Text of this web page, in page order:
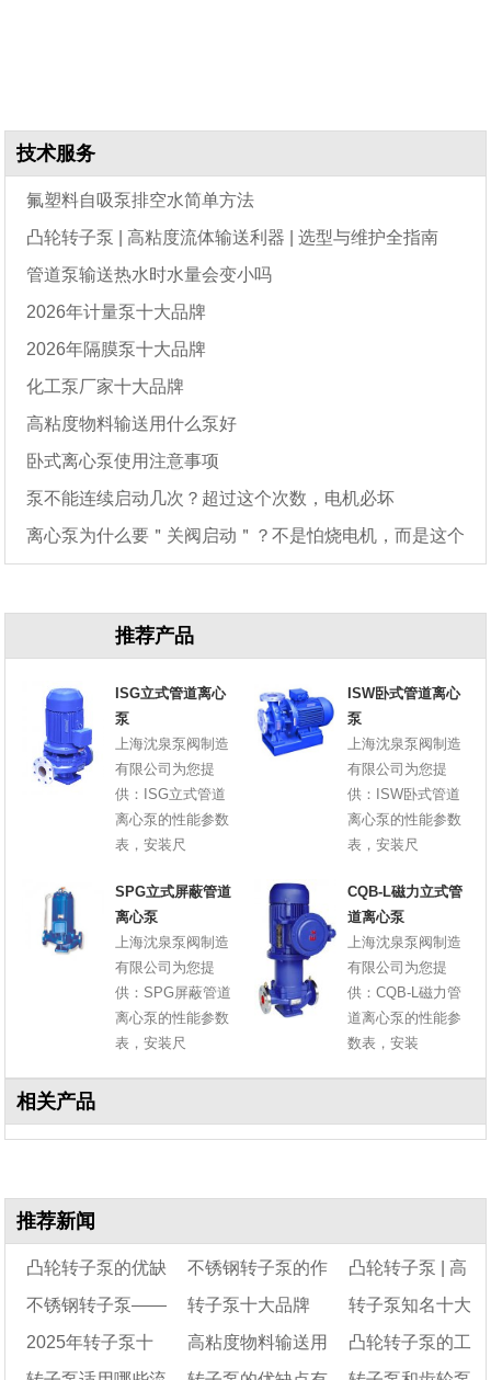
技术服务
氟塑料自吸泵排空水简单方法
凸轮转子泵 | 高粘度流体输送利器 | 选型与维护全指南
管道泵输送热水时水量会变小吗
2026年计量泵十大品牌
2026年隔膜泵十大品牌
化工泵厂家十大品牌
高粘度物料输送用什么泵好
卧式离心泵使用注意事项
泵不能连续启动几次？超过这个次数，电机必坏
离心泵为什么要＂关阀启动＂？不是怕烧电机，而是这个
推荐产品
ISG立式管道离心
泵
上海沈泉泵阀制造
有限公司为您提
供：ISG立式管道
离心泵的性能参数
表，安装尺
ISW卧式管道离心
泵
上海沈泉泵阀制造
有限公司为您提
供：ISW卧式管道
离心泵的性能参数
表，安装尺
SPG立式屏蔽管道
离心泵
上海沈泉泵阀制造
有限公司为您提
供：SPG屏蔽管道
离心泵的性能参数
表，安装尺
CQB-L磁力立式管
道离心泵
上海沈泉泵阀制造
有限公司为您提
供：CQB-L磁力管
道离心泵的性能参
数表，安装
相关产品
推荐新闻
凸轮转子泵的优缺 不锈钢转子泵的作
用及特点
凸轮转子泵 | 高
粘度流体输送利器 |
选型与维护全指南
不锈钢转子泵——
凸轮转子泵
转子泵十大品牌 转子泵知名十大
品牌
2025年转子泵十 高粘度物料输送用 凸轮转子泵的工